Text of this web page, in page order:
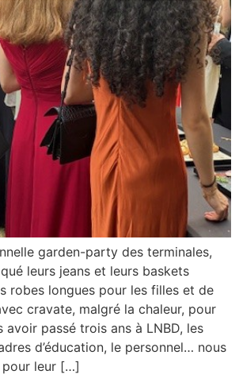
garden-party des terminales,
leurs jeans et leurs baskets
robes longues pour les filles et de
cravate, malgré la chaleur, pour
avoir passé trois ans à LNBD, les
d’éducation, le personnel… nous
pour leur […]